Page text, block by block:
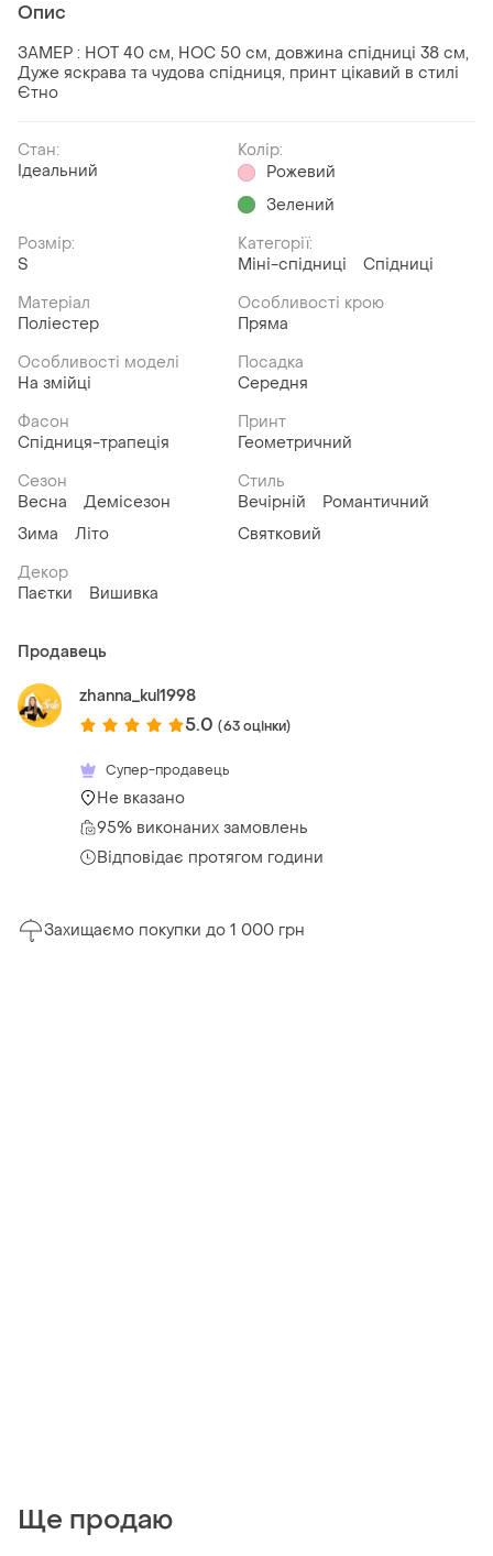
Опис
ЗАМЕР : НОТ 40 см, НОС 50 см, довжина спідниці 38 см,
Дуже яскрава та чудова спідниця, принт цікавий в стилі
Єтно
Стан:
Ідеальний
Колір:
Рожевий
Зелений
Розмір:
S
Категорії:
Міні-спідниці
Спідниці
Матеріал
Поліестер
Особливості крою
Пряма
Особливості моделі
На змійці
Посадка
Середня
Фасон
Спідниця-трапеція
Принт
Геометричний
Сезон
Весна
Демісезон
Зима
Літо
Стиль
Вечірній
Романтичний
Святковий
Декор
Паєтки
Вишивка
Продавець
zhanna_kul1998
5.0 (63 оцінки)
Супер-продавець
Не вказано
95% виконаних замовлень
Відповідає протягом години
Захищаємо покупки до 1 000 грн
Ще продаю